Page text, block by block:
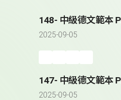
148- 中級德文範本
2025-09-05
147- 中級德文範本
2025-09-05